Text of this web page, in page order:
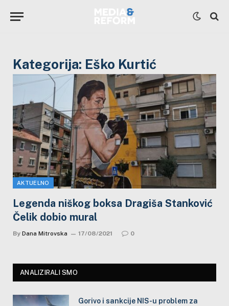
Kategorija: Eško Kurtić
AKTUELNO
Legenda niškog boksa Dragiša Stanković
Čelik dobio mural
By Dana Mitrovska 17/08/2021 0
ANALIZIRALI SMO
Gorivo i sankcije NIS-u problem za